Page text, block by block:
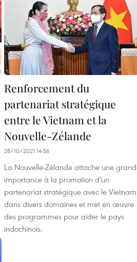
Renforcement du
partenariat stratégique
entre le Vietnam et la
Nouvelle-Zélande
28/10/2021 14:56
La Nouvelle-Zélande attache une
importance à la promotion d'un
partenariat stratégique avec le Vietnam
dans divers domaines et met en œuvre
des programmes pour aider le pays
indochinois.